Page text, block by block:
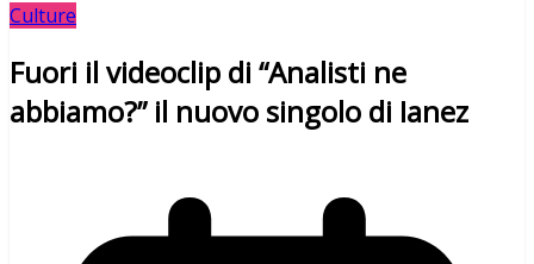
Culture
Fuori il videoclip di “Analisti ne
abbiamo?” il nuovo singolo di Ianez